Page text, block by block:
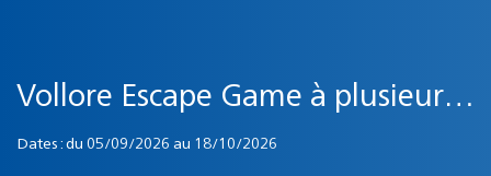
Vollore Escape Game à plusieurs
automne
Dates : du 05/09/2026 au 18/10/2026